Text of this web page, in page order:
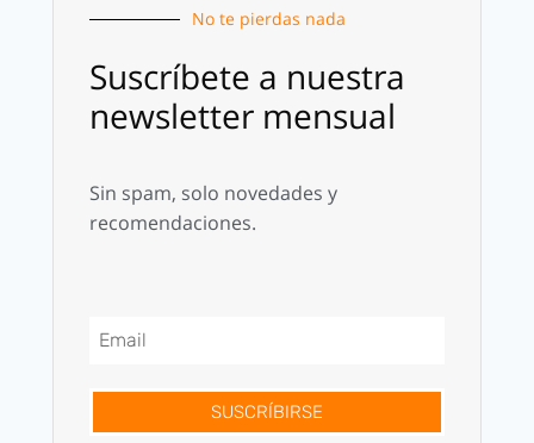
No te pierdas nada
Suscríbete a nuestra
newsletter mensual
Sin spam, solo novedades y
recomendaciones.
SUSCRÍBIRSE